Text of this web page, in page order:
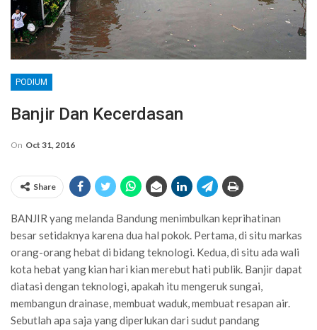
PODIUM
Banjir Dan Kecerdasan
On Oct 31, 2016
Share
BANJIR yang melanda Bandung menimbulkan keprihatinan
besar setidaknya karena dua hal pokok. Pertama, di situ markas
orang-orang hebat di bidang teknologi. Kedua, di situ ada wali
kota hebat yang kian hari kian merebut hati publik. Banjir dapat
diatasi dengan teknologi, apakah itu mengeruk sungai,
membangun drainase, membuat waduk, membuat resapan air.
Sebutlah apa saja yang diperlukan dari sudut pandang